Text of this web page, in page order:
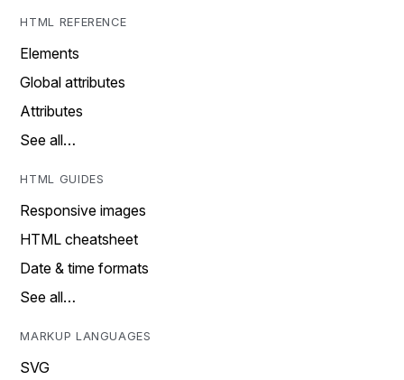
HTML REFERENCE
Elements
Global attributes
Attributes
See all…
HTML GUIDES
Responsive images
HTML cheatsheet
Date & time formats
See all…
MARKUP LANGUAGES
SVG